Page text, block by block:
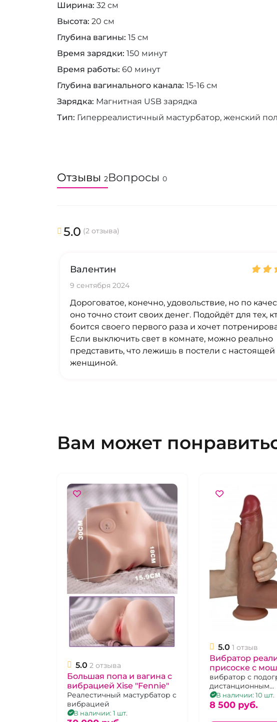
Ширина 32 см
Высота 20 см
Глубина вагины 15 см
Время зарядки 150 минут
Время работы 60 минут
Глубина вагинального канала 15-16 см
Зарядка Магнитная USB зарядка
Тип Гиперреалистичный мастурбатор, женский
Отзывы 2Вопросы 0
5.0 (2 отзыва)
Валентин
9 сентября 2024
Дороговатое, конечно, удовольствие, но по
оно точно стоит своих денег. Подойдёт для тех,
боится своего первого раза и хочет
Если выключить свет в комнате, можно реально
представить, что лежишь в постели с настоящей
женщиной.
Вам может
5.0 2 отзыва
Большая попа и вагина с
вибрацией Xise "Fennie"
Реалестичный мастурбатор с
вибрацией
В наличии: 1 шт.
5.0 1 отзыв
Вибратор
присоске с
эффектом
"Отбойный
вибратор с
дистанционным
управлением
В наличии: 10 шт.
8 500 pуб.